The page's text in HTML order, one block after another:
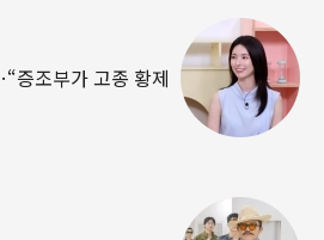
증조부가 고종 황제